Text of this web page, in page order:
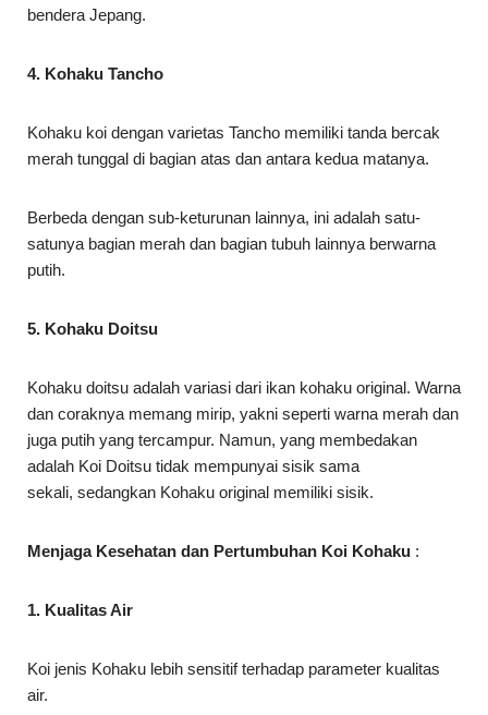
bendera Jepang.
4. Kohaku Tancho
Kohaku koi dengan varietas Tancho memiliki tanda bercak
merah tunggal di bagian atas dan antara kedua matanya.
Berbeda dengan sub-keturunan lainnya, ini adalah satu-
satunya bagian merah dan bagian tubuh lainnya berwarna
putih.
5. Kohaku Doitsu
Kohaku doitsu adalah variasi dari ikan kohaku original. Warna
dan coraknya memang mirip, yakni seperti warna merah dan
juga putih yang tercampur. Namun, yang membedakan
adalah Koi Doitsu tidak mempunyai sisik sama
sekali, sedangkan Kohaku original memiliki sisik.
Menjaga Kesehatan dan Pertumbuhan Koi Kohaku :
1. Kualitas Air
Koi jenis Kohaku lebih sensitif terhadap parameter kualitas
air.